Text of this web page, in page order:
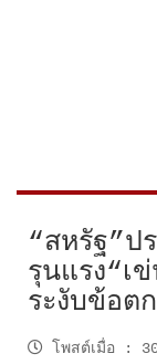
“สหรัฐ”ป
รุนแรง“เ
ระงับข้อต
โพสต์เมื่อ :